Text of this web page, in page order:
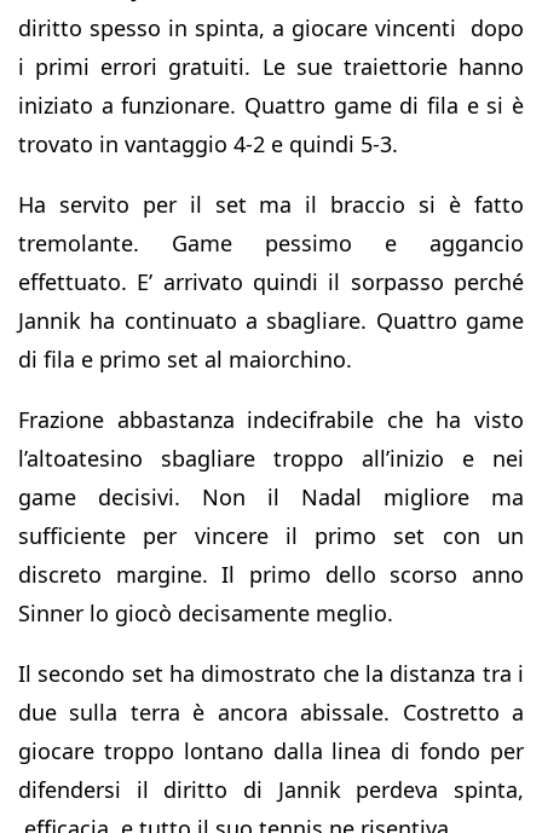
diritto spesso in spinta, a giocare vincenti dopo
i primi errori gratuiti. Le sue traiettorie hanno
iniziato a funzionare. Quattro game di fila e si è
trovato in vantaggio 4-2 e quindi 5-3.
Ha servito per il set ma il braccio si è fatto
tremolante. Game pessimo e aggancio
effettuato. E’ arrivato quindi il sorpasso perché
Jannik ha continuato a sbagliare. Quattro game
di fila e primo set al maiorchino.
Frazione abbastanza indecifrabile che ha visto
l’altoatesino sbagliare troppo all’inizio e nei
game decisivi. Non il Nadal migliore ma
sufficiente per vincere il primo set con un
discreto margine. Il primo dello scorso anno
Sinner lo giocò decisamente meglio.
Il secondo set ha dimostrato che la distanza tra i
due sulla terra è ancora abissale. Costretto a
giocare troppo lontano dalla linea di fondo per
difendersi il diritto di Jannik perdeva spinta,